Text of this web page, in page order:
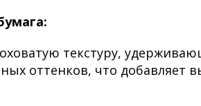
текстуру,
оттенков, что добавляет